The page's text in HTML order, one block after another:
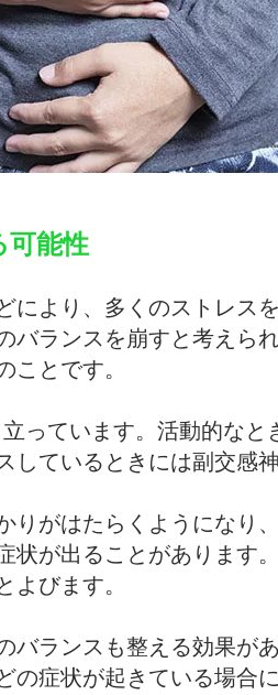
可能性
より、多くのストレス
ランスを崩すと考えら
ことです。
っています。活動的な
ているときには副交感
りがはたらくようになり
状が出ることがあります
よびます。
ランスも整える効果が
の症状が起きている場合